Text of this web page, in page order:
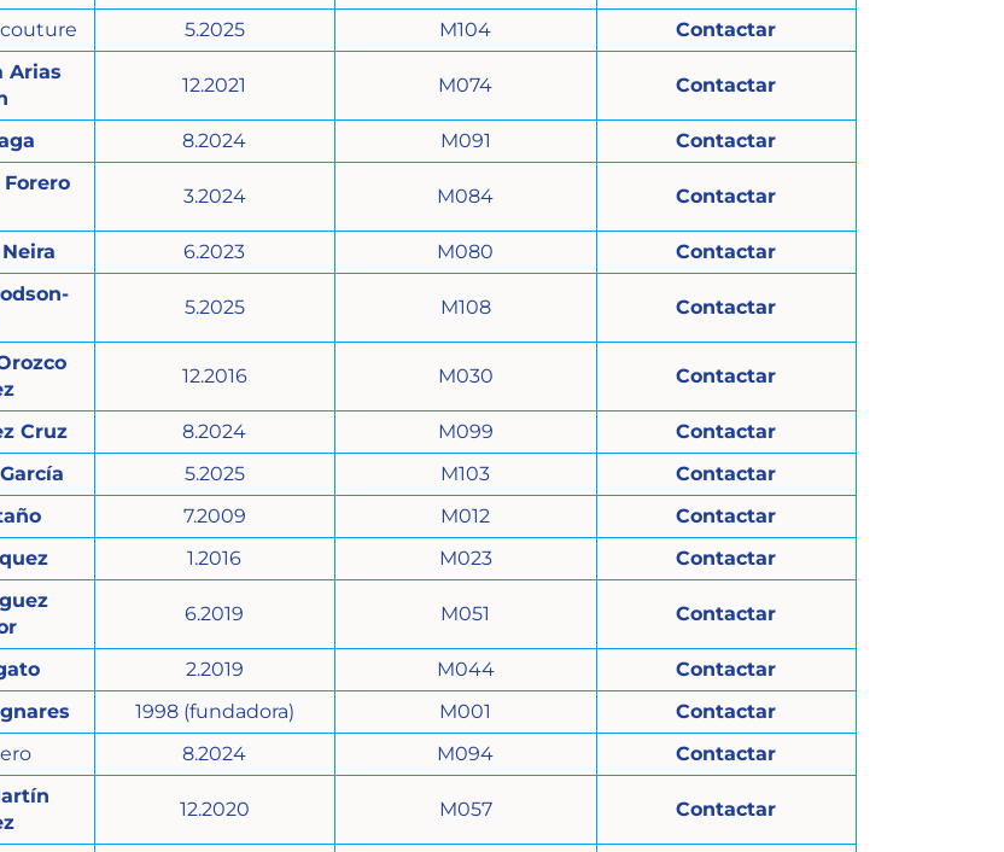
5.2025 M104
Contactar
Arias
12.2021 M074 Contactar
8.2024 M091
Contactar
3.2024 M084 Contactar
6.2023 M080
Contactar
5.2025 M108 Contactar
12.2016 M030 Contactar
Cruz 8.2024 M099
Contactar
5.2025 M103
Contactar
7.2009 M012
Contactar
1.2016 M023
Contactar
6.2019 M051 Contactar
2.2019 M044
Contactar
1998 (fundadora) M001
Contactar
8.2024 M094
Contactar
12.2020 M057 Contactar